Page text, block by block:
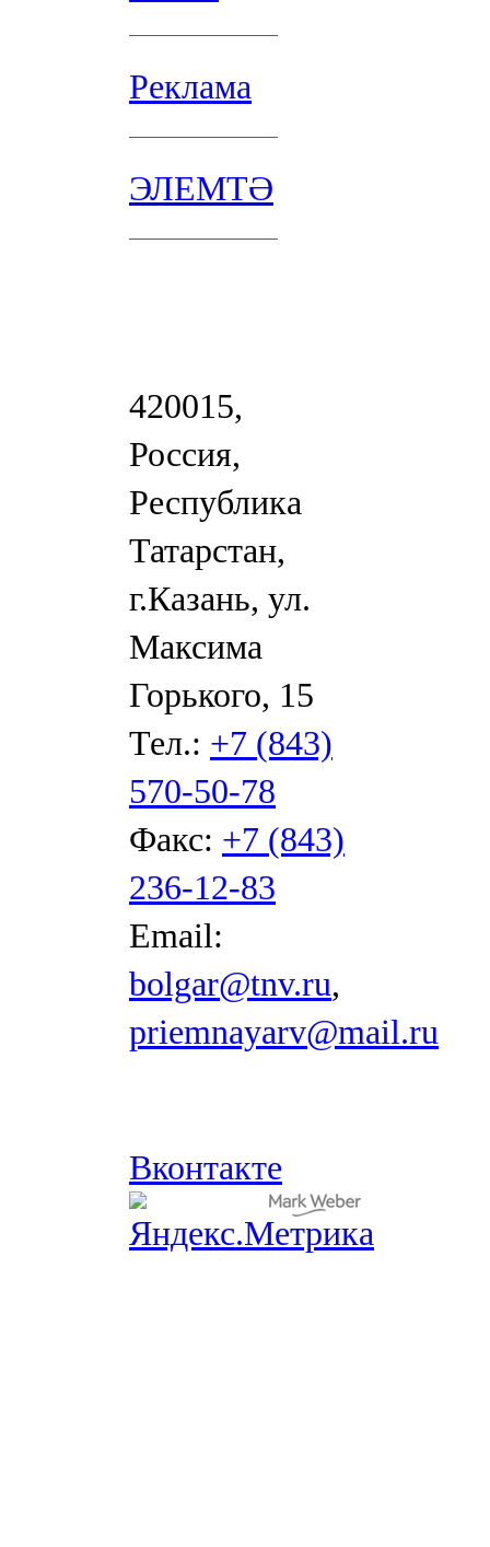
Реклама
ЭЛЕМТӘ
420015,
Россия,
Республика
Татарстан,
г.Казань, ул.
Максима
Горького, 15
Тел.: +7 (843)
570-50-78
Факс: +7 (843)
236-12-83
Email:
bolgar@tnv.ru,
priemnayarv@mail.ru
Вконтакте